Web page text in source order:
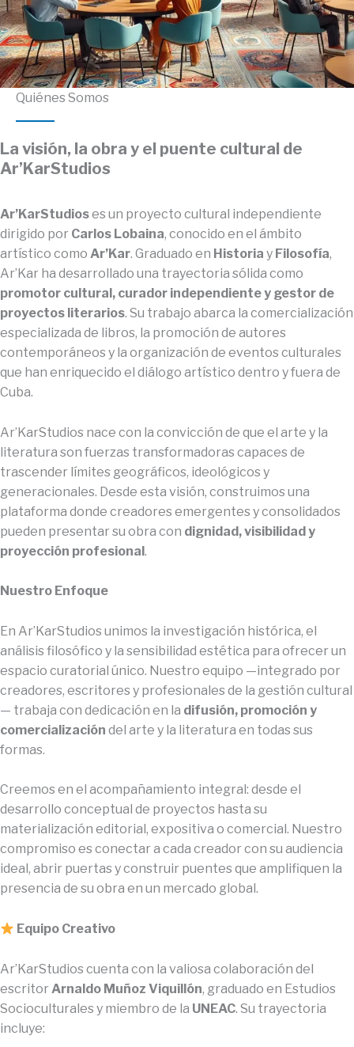
Quiénes Somos
La visión, la obra y el puente cultural de
Ar’KarStudios
Ar’KarStudioses un proyecto cultural independiente
dirigido por Carlos Lobaina, conocido en el ámbito
artístico como Ar’Kar. Graduado en Historia y Filosofía,
Ar’Kar ha desarrollado una trayectoria sólida como
promotor cultural, curador independiente y gestor de
proyectos literarios. Su trabajo abarca la comercialización
especializada de libros, la promoción de autores
contemporáneos y la organización de eventos culturales
que han enriquecido el diálogo artístico dentro y fuera de
Cuba.
Ar’KarStudios nace con la convicción de que el arte y la
literatura son fuerzas transformadoras capaces de
trascender límites geográficos, ideológicos y
generacionales. Desde esta visión, construimos una
plataforma donde creadores emergentes y consolidados
pueden presentar su obra con dignidad, visibilidad y
proyección profesional.
Nuestro Enfoque
En Ar’KarStudios unimos la investigación histórica, el
análisis filosófico y la sensibilidad estética para ofrecer un
espacio curatorial único. Nuestro equipo —integrado por
creadores, escritores y profesionales de la gestión cultural
— trabaja con dedicación en la difusión, promoción y
comercialización del arte y la literatura en todas sus
formas.
Creemos en el acompañamiento integral: desde el
desarrollo conceptual de proyectos hasta su
materialización editorial, expositiva o comercial. Nuestro
compromiso es conectar a cada creador con su audiencia
ideal, abrir puertas y construir puentes que amplifiquen la
presencia de su obra en un mercado global.
Equipo Creativo
Ar’KarStudios cuenta con la valiosa colaboración del
escritor Arnaldo Muñoz Viquillón, graduado en Estudios
Socioculturales y miembro de la UNEAC. Su trayectoria
incluye: